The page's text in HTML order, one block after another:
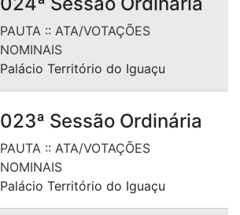
PAUTA :: ATA/VOTAÇÕES
NOMINAIS
Palácio Território do Iguaçu
023ª Sessão Ordinária
PAUTA :: ATA/VOTAÇÕES
NOMINAIS
Palácio Território do Iguaçu